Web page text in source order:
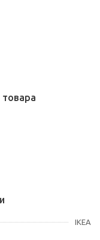
IKEA